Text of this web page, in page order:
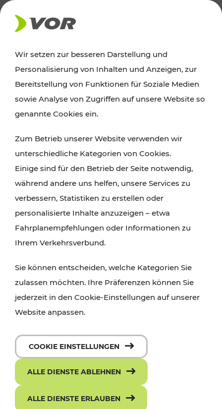
AKTUELLES
Ausflugstipps
Wien, Niederösterreich und das Burgenland
Wanderungen, Kultur und Gastronomie,
Radtouren oder purer Naturgenuss – viele
Attraktionen sind mit den Ticket- und Fahrplan-
Angeboten des VOR gut und schnell erreichbar.
Wir setzen zur besseren Darstellung und
Personalisierung von Inhalten und Anzeigen, zur
Bereitstellung von Funktionen für Soziale Medien
sowie Analyse von Zugriffen auf unsere Website so
genannte Cookies ein.
Zum Betrieb unserer Website verwenden wir
unterschiedliche Kategorien von Cookies.
Einige sind für den Betrieb der Seite notwendig,
während andere uns helfen, unsere Services zu
verbessern, Statistiken zu erstellen oder
personalisierte Inhalte anzuzeigen – etwa
Fahrplanempfehlungen oder Informationen zu
Ihrem Verkehrsverbund.
Sie können entscheiden, welche Kategorien Sie
zulassen möchten. Ihre Präferenzen können Sie
jederzeit in den Cookie-Einstellungen auf unserer
Website anpassen.
COOKIE EINSTELLUNGEN
ALLE DIENSTE ABLEHNEN
ALLE DIENSTE ERLAUBEN